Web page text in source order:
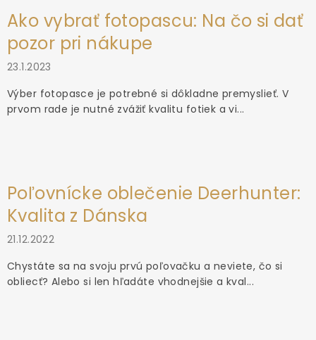
Ako vybrať fotopascu: Na čo si dať
pozor pri nákupe
23.1.2023
Výber fotopasce je potrebné si dôkladne premyslieť. V
prvom rade je nutné zvážiť kvalitu fotiek a vi...
Poľovnícke oblečenie Deerhunter:
Kvalita z Dánska
21.12.2022
Chystáte sa na svoju prvú poľovačku a neviete, čo si
obliecť? Alebo si len hľadáte vhodnejšie a kval...